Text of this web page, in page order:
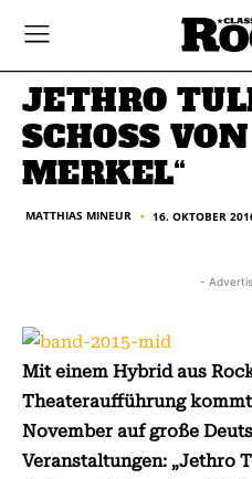
MATTHIAS MINEUR
JETHRO
SCHOSS VON
ERKEL“
MATTHIAS MINEUR ■ 16. OKTOBER
-
Mit einem Hybrid aus
Theateraufführung
November auf große
Veranstaltungen: „Jethro